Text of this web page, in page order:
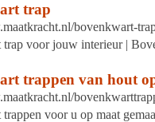
trap
bovenkwart-
voor jouw interieur |
trappen van hout
voor u op maat